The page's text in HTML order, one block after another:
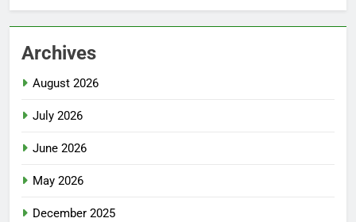
Archives
August 2026
July 2026
June 2026
May 2026
December 2025